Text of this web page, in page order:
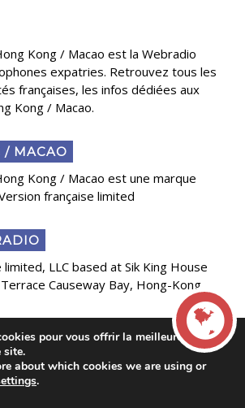
Kong / Macao est la Webradio
expatries. Retrouvez tous les
françaises, les infos dédiées aux
Kong / Macao.
/ MACAO
Kong / Macao est une marque
française limited
LLC based at Sik King House
Causeway Bay, Hong-Kong
Presse Généraliste des Français de
l’Étranger
LIVE
pour vous offrir la meilleure
site.
about which cookies we are using or
.